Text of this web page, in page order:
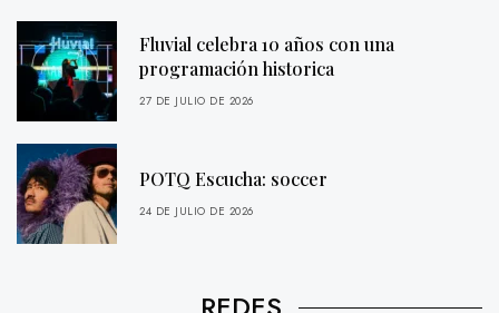
Fluvial celebra 10 años con una
programación historica
27 DE JULIO DE 2026
POTQ Escucha: soccer
24 DE JULIO DE 2026